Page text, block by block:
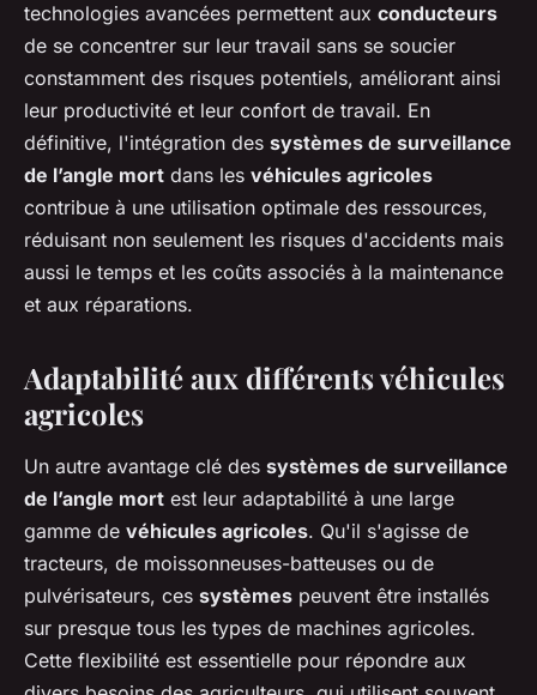
technologies avancées permettent aux conducteurs
de se concentrer sur leur travail sans se soucier
constamment des risques potentiels, améliorant ainsi
leur productivité et leur confort de travail. En
définitive, l'intégration des systèmes de surveillance
de l’angle mort dans les véhicules agricoles
contribue à une utilisation optimale des ressources,
réduisant non seulement les risques d'accidents mais
aussi le temps et les coûts associés à la maintenance
et aux réparations.
Adaptabilité aux différents véhicules
agricoles
Un autre avantage clé des systèmes de surveillance
de l’angle mort est leur adaptabilité à une large
gamme de véhicules agricoles. Qu'il s'agisse de
tracteurs, de moissonneuses-batteuses ou de
pulvérisateurs, ces systèmes peuvent être installés
sur presque tous les types de machines agricoles.
Cette flexibilité est essentielle pour répondre aux